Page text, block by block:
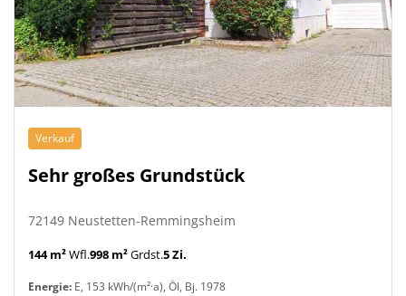
Verkauf
Sehr großes Grundstück
72149 Neustetten-Remmingsheim
144 m²Wfl.998 m²Grdst.5 Zi.
Energie: E, 153 kWh/(m²·a), Öl, Bj. 1978